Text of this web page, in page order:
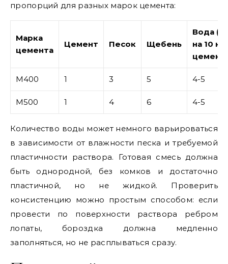
пропорций для разных марок цемента:
Марка
цемента
Цемент Песок Щебень
Вода (л
на 10 кг
М400 1 3 5 4-5
М500 1 4 6 4-5
Количество воды может немного варьироваться
в зависимости от влажности песка и требуемой
пластичности раствора. Готовая смесь должна
быть однородной, без комков и достаточно
пластичной, но не жидкой. Проверить
консистенцию можно простым способом: если
провести по поверхности раствора ребром
лопаты, бороздка должна медленно
заполняться, но не расплываться сразу.